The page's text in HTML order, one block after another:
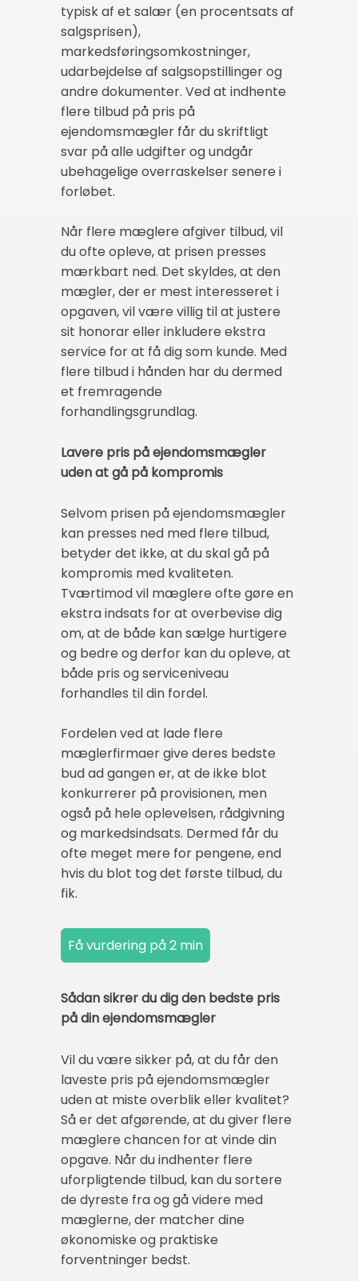
typisk af et salær (en procentsats af
salgsprisen),
markedsføringsomkostninger,
udarbejdelse af salgsopstillinger og
andre dokumenter. Ved at indhente
flere tilbud på pris på
ejendomsmægler får du skriftligt
svar på alle udgifter og undgår
ubehagelige overraskelser senere i
forløbet.
Når flere mæglere afgiver tilbud, vil
du ofte opleve, at prisen presses
mærkbart ned. Det skyldes, at den
mægler, der er mest interesseret i
opgaven, vil være villig til at justere
sit honorar eller inkludere ekstra
service for at få dig som kunde. Med
flere tilbud i hånden har du dermed
et fremragende
forhandlingsgrundlag.
Lavere pris på ejendomsmægler
uden at gå på kompromis
Selvom prisen på ejendomsmægler
kan presses ned med flere tilbud,
betyder det ikke, at du skal gå på
kompromis med kvaliteten.
Tværtimod vil mæglere ofte gøre en
ekstra indsats for at overbevise dig
om, at de både kan sælge hurtigere
og bedre og derfor kan du opleve, at
både pris og serviceniveau
forhandles til din fordel.
Fordelen ved at lade flere
mæglerfirmaer give deres bedste
bud ad gangen er, at de ikke blot
konkurrerer på provisionen, men
også på hele oplevelsen, rådgivning
og markedsindsats. Dermed får du
ofte meget mere for pengene, end
hvis du blot tog det første tilbud, du
fik.
Sådan sikrer du dig den bedste pris
på din ejendomsmægler
Vil du være sikker på, at du får den
laveste pris på ejendomsmægler
uden at miste overblik eller kvalitet?
Så er det afgørende, at du giver flere
mæglere chancen for at vinde din
opgave. Når du indhenter flere
uforpligtende tilbud, kan du sortere
de dyreste fra og gå videre med
mæglerne, der matcher dine
økonomiske og praktiske
forventninger bedst.